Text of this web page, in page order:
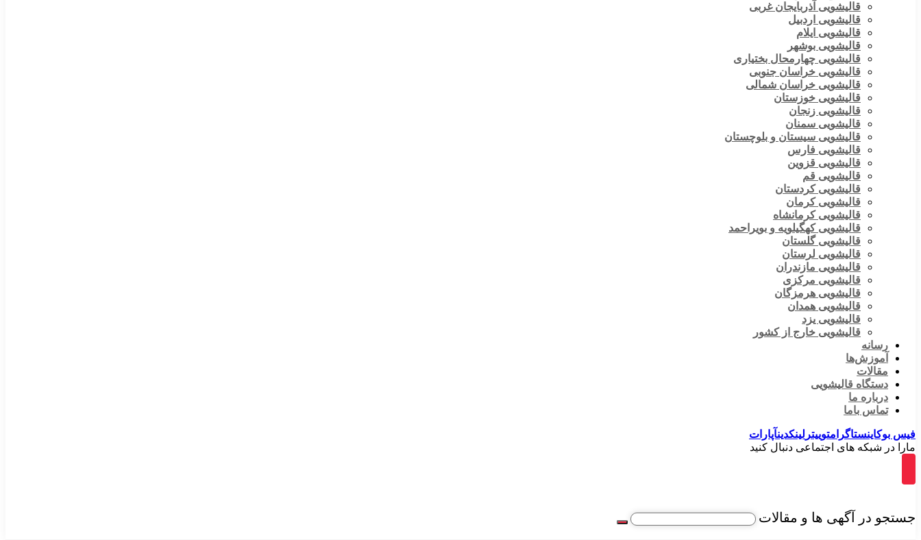
قالیشویی آذربایجان غربی
قالیشویی اردبیل
قالیشویی ایلام
قالیشویی بوشهر
قالیشویی چهارمحال بختیاری
قالیشویی خراسان جنوبی
قالیشویی خراسان شمالی
قالیشویی خوزستان
قالیشویی زنجان
قالیشویی سمنان
قالیشویی سیستان و بلوچستان
قالیشویی فارس
قالیشویی قزوین
قالیشویی قم
قالیشویی کردستان
قالیشویی کرمان
قالیشویی کرمانشاه
قالیشویی کهگیلویه و بویراحمد
قالیشویی گلستان
قالیشویی لرستان
قالیشویی مازندران
قالیشویی مرکزی
قالیشویی هرمزگان
قالیشویی همدان
قالیشویی یزد
قالیشویی خارج از کشور
رسانه
آموزش‌ها
مقالات
دستگاه قالیشویی
درباره ما
تماس باما
فیس بوکاینستاگرامتوییتر لینکدینآپارات
مارا در شبکه های اجتماعی دنبال کنید
جستجو در آگهی ها و مقالات